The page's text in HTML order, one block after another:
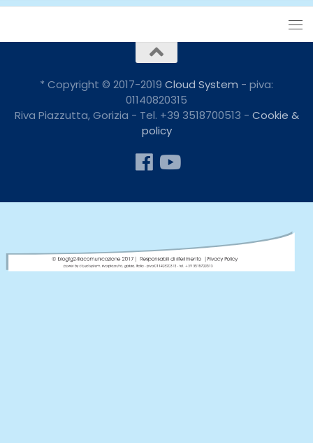
* Copyright © 2017-2019 Cloud System - piva:
01140820315
Riva Piazzutta, Gorizia - Tel. +39 3518700513 - Cookie &
policy